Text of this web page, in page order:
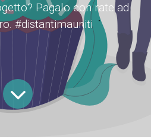
Pagalo con rate ad
#distantimauniti